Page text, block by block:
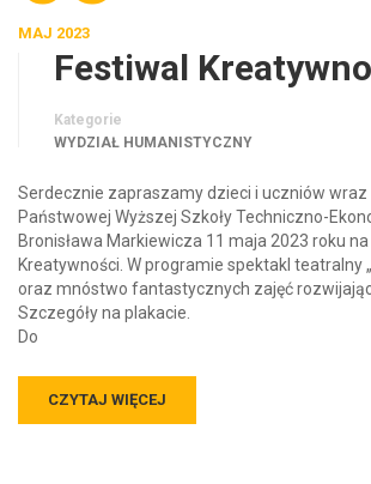
MAJ 2023
Festiwal
Kategorie
WYDZIAŁ HUMANISTYCZNY
Serdecznie zapraszamy dzieci i uczniów wraz
Państwowej Wyższej Szkoły Techniczno-
Bronisława Markiewicza 11 maja 2023 roku na
Kreatywności. W programie spektakl teatralny
oraz mnóstwo fantastycznych zajęć
Szczegóły na plakacie.
Do
CZYTAJ WIĘCEJ